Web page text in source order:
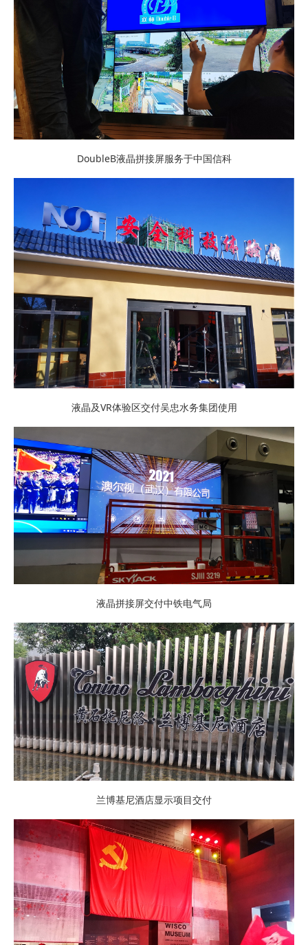
DoubleB液晶拼接屏服务于中国信科
液晶及VR体验区交付吴忠水务集团使用
液晶拼接屏交付中铁电气局
兰博基尼酒店显示项目交付